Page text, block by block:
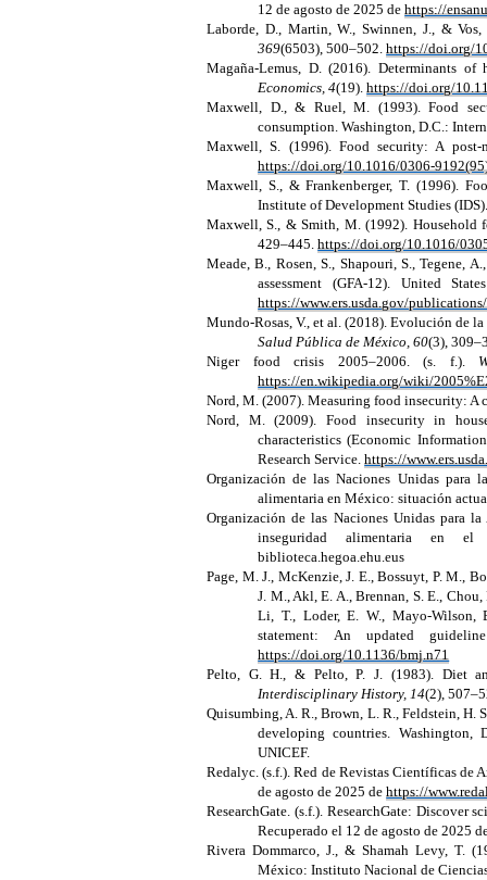
12 de agosto de 2025 dehttps://
Laborde, D., Martin, W., Swinnen, J., &
369(6503), 500–502.https://doi.org/
Magaña-Lemus, D. (2016). Determinants
Economics, 4(19).https://doi.org/
Maxwell, D., & Ruel, M. (1993). Food
consumption. Washington, D.C.:
Maxwell, S. (1996). Food security: A post-
https://doi.org/10.1016/0306-
Maxwell, S., & Frankenberger, T. (1996).
Institute of Development Studies
Maxwell, S., & Smith, M. (1992). Household
429–445.https://doi.org/10.1016/
Meade, B., Rosen, S., Shapouri, S., Tegene,
assessment (GFA-12). United
https://www.ers.usda.gov/
Mundo-Rosas, V., et al. (2018). Evolución de
Salud Pública de México, 60(3),
Niger food crisis 2005–2006. (s. f.).
https://en.wikipedia.org/wiki/
Nord, M. (2007). Measuring food insecurity: A
Nord, M. (2009). Food insecurity in
characteristics (Economic
Research Service.https://
Organización de las Naciones Unidas para
alimentaria en México: situación
Organización de las Naciones Unidas para
inseguridad alimentaria en
biblioteca.hegoa.ehu.eus
Page, M. J., McKenzie, J. E., Bossuyt, P. M.,
J. M., Akl, E. A., Brennan, S. E.,
Li, T., Loder, E. W., Mayo-
statement: An updated
https://doi.org/10.1136/bmj.n71
Pelto, G. H., & Pelto, P. J. (1983). Diet
Interdisciplinary History, 14(2),
Quisumbing, A. R., Brown, L. R., Feldstein, H.
developing countries. Washington,
UNICEF.
Redalyc. (s.f.). Red de Revistas Científicas de
de agosto de 2025 dehttps://
ResearchGate. (s.f.). ResearchGate: Discover
Recuperado el 12 de agosto de 2025
Rivera Dommarco, J., & Shamah Levy, T.
México: Instituto Nacional de